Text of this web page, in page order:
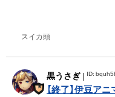
スイカ頭
黒うさぎ | ID:
【終了】伊豆ア